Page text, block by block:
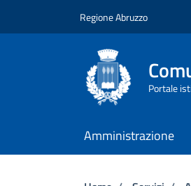
Regione Abruzzo
Portale
Amministrazione